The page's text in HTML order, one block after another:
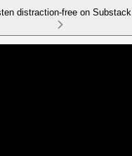
distraction-free on Substack